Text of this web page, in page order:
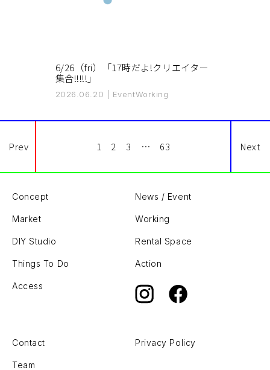
6/26（fri）「17時だよ!クリエイター
集合!!!!!」
2026.06.20 EventWorking
Prev 1 2 3 … 63 Next
Concept News / Event
Market Working
DIY Studio Rental Space
Things To Do Action
Access
Contact Privacy Policy
Team